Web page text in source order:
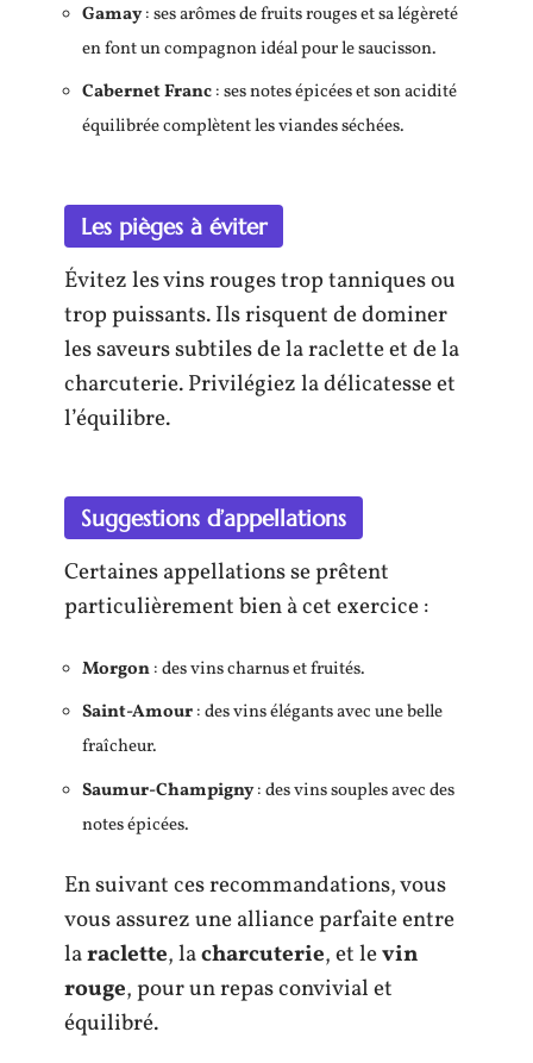
Gamay: ses arômes de fruits rouges et sa légèreté
en font un compagnon idéal pour le saucisson.
Cabernet Franc: ses notes épicées et son acidité
équilibrée complètent les viandes séchées.
Les pièges à éviter
Évitez les vins rouges trop tanniques ou
trop puissants. Ils risquent de dominer
les saveurs subtiles de la raclette et de la
charcuterie. Privilégiez la délicatesse et
l’équilibre.
Suggestions d’appellations
Certaines appellations se prêtent
particulièrement bien à cet exercice :
Morgon: des vins charnus et fruités.
Saint-Amour: des vins élégants avec une belle
fraîcheur.
Saumur-Champigny: des vins souples avec des
notes épicées.
En suivant ces recommandations, vous
vous assurez une alliance parfaite entre
laraclette, lacharcuterie, et levin
rouge, pour un repas convivial et
équilibré.